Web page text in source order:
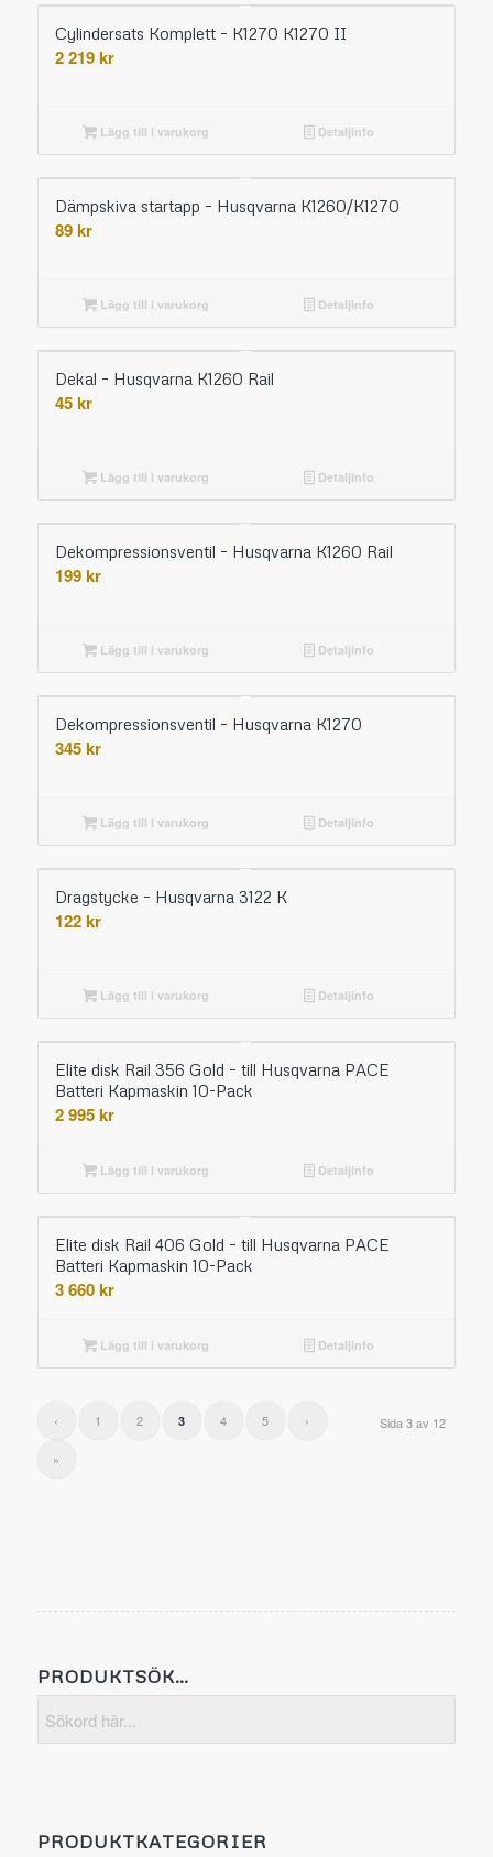
Cylindersats Komplett – K1270 K1270 II
2 219kr
Lägg till i varukorg Detaljinfo
Dämpskiva startapp – Husqvarna K1260/K1270
89kr
Lägg till i varukorg Detaljinfo
Dekal – Husqvarna K1260 Rail
45kr
Lägg till i varukorg Detaljinfo
Dekompressionsventil – Husqvarna K1260 Rail
199kr
Lägg till i varukorg Detaljinfo
Dekompressionsventil – Husqvarna K1270
345kr
Lägg till i varukorg Detaljinfo
Dragstycke – Husqvarna 3122 K
122kr
Lägg till i varukorg Detaljinfo
Elite disk Rail 356 Gold – till Husqvarna PACE
Batteri Kapmaskin 10-Pack
2 995kr
Lägg till i varukorg Detaljinfo
Elite disk Rail 406 Gold – till Husqvarna PACE
Batteri Kapmaskin 10-Pack
3 660kr
Lägg till i varukorg Detaljinfo
Sida 3 av 12
‹ 1 2 3 4 5 ›
»
PRODUKTSÖK…
PRODUKTKATEGORIER